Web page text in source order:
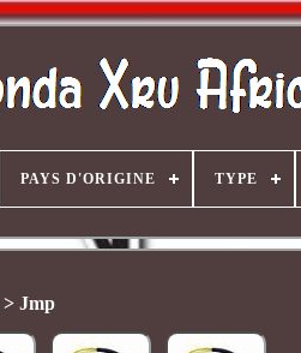
PAYS D'ORIGINE TYPE
Jmp